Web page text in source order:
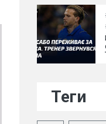
Теги